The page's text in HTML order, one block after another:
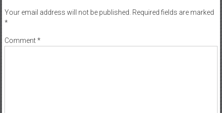
Your email address will not be published. Required fields are marked
*
Comment*